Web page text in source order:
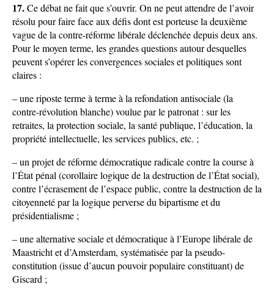
17.Ce débat ne fait que s’ouvrir. On ne peut attendre de l’avoir
résolu pour faire face aux défis dont est porteuse la deuxième
vague de la contre-réforme libérale déclenchée depuis deux ans.
Pour le moyen terme, les grandes questions autour desquelles
peuvent s’opérer les convergences sociales et politiques sont
claires :
– une riposte terme à terme à la refondation antisociale (la
contre-révolution blanche) voulue par le patronat : sur les
retraites, la protection sociale, la santé publique, l’éducation, la
propriété intellectuelle, les services publics, etc. ;
– un projet de réforme démocratique radicale contre la course à
l’État pénal (corollaire logique de la destruction de l’État social),
contre l’écrasement de l’espace public, contre la destruction de la
citoyenneté par la logique perverse du bipartisme et du
présidentialisme ;
– une alternative sociale et démocratique à l’Europe libérale de
Maastricht et d’Amsterdam, systématisée par la pseudo-
constitution (issue d’aucun pouvoir populaire constituant) de
Giscard ;